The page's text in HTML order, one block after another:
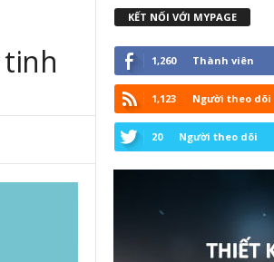
tinh
KẾT NỐI VỚI MYPAGE
1,260 Thành viên
1,123 Người theo dõi
20 Người theo dõi